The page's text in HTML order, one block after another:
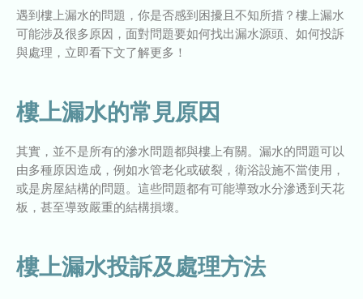
遇到樓上漏水的問題，你是否感到困擾且不知所措？樓上漏水
可能涉及很多原因，面對問題要如何找出漏水源頭、如何投訴
與處理，立即看下文了解更多！
樓上漏水的常見原因
其實，並不是所有的滲水問題都與樓上有關。漏水的問題可以
由多種原因造成，例如水管老化或破裂，衛浴設施不當使用，
或是房屋結構的問題。這些問題都有可能導致水分滲透到天花
板，甚至導致嚴重的結構損壞。
樓上漏水投訴及處理方法